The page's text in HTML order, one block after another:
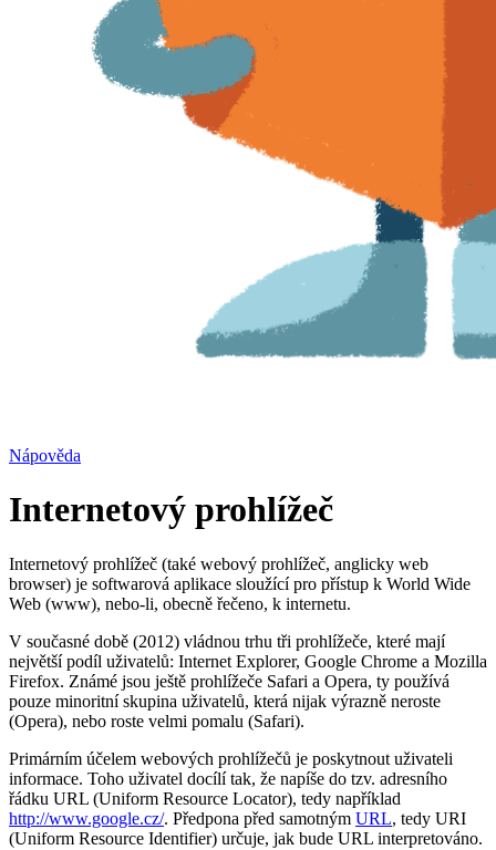
Nápověda
Internetový prohlížeč
Internetový prohlížeč (také webový prohlížeč, anglicky web
browser) je softwarová aplikace sloužící pro přístup k World Wide
Web (www), nebo-li, obecně řečeno, k internetu.
V současné době (2012) vládnou trhu tři prohlížeče, které mají
největší podíl uživatelů: Internet Explorer, Google Chrome a Mozilla
Firefox. Známé jsou ještě prohlížeče Safari a Opera, ty používá
pouze minoritní skupina uživatelů, která nijak výrazně neroste
(Opera), nebo roste velmi pomalu (Safari).
Primárním účelem webových prohlížečů je poskytnout uživateli
informace. Toho uživatel docílí tak, že napíše do tzv. adresního
řádku URL (Uniform Resource Locator), tedy například
http://www.google.cz/. Předpona před samotným URL, tedy URI
(Uniform Resource Identifier) určuje, jak bude URL interpretováno.